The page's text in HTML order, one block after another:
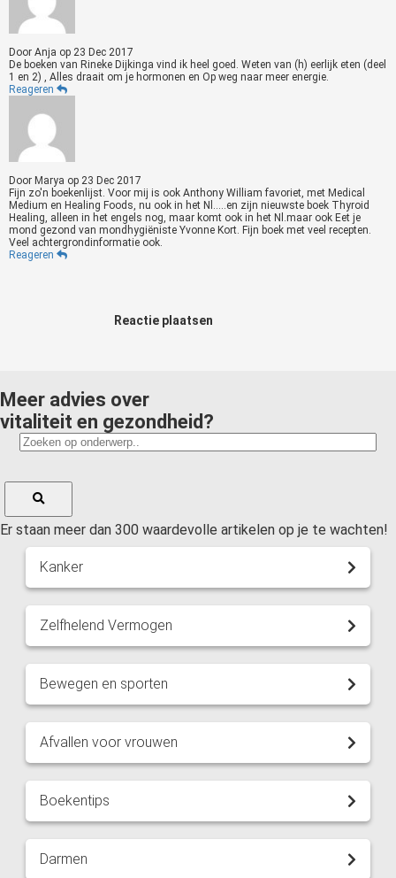
Door Anja op 23 Dec 2017
De boeken van Rineke Dijkinga vind ik heel goed. Weten van (h) eerlijk eten (deel
1 en 2) , Alles draait om je hormonen en Op weg naar meer energie.
Reageren
Door Marya op 23 Dec 2017
Fijn zo'n boekenlijst. Voor mij is ook Anthony William favoriet, met Medical
Medium en Healing Foods, nu ook in het Nl.....en zijn nieuwste boek Thyroid
Healing, alleen in het engels nog, maar komt ook in het Nl.maar ook Eet je
mond gezond van mondhygiëniste Yvonne Kort. Fijn boek met veel recepten.
Veel achtergrondinformatie ook.
Reageren
Reactie plaatsen
Meer advies over
vitaliteit en gezondheid?
Er staan meer dan 300 waardevolle artikelen op je te wachten!
Kanker
Zelfhelend Vermogen
Bewegen en sporten
Afvallen voor vrouwen
Boekentips
Darmen